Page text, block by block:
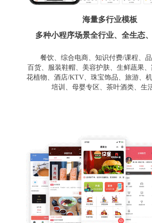
海量多行业模板
多种小程序场景全行业、全生态
餐饮、综合电商、知识付费/课程、
百货、服装鞋帽、美容护肤、生鲜蔬果
花植物、酒店/KTV、珠宝饰品、旅游、
培训、母婴专区、茶叶酒类、生